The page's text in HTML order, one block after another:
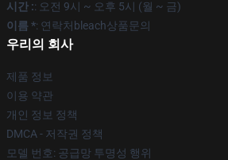
시간 :: 오전 9시 ~ 오후 5시 (월 ~ 금)
이름 *: 연락처bleach상품문의
우리의 회사
제품 정보
이용 약관
개인 정보 정책
DMCA - 저작권 정책
모델 번호: 공급망 투명성 행위